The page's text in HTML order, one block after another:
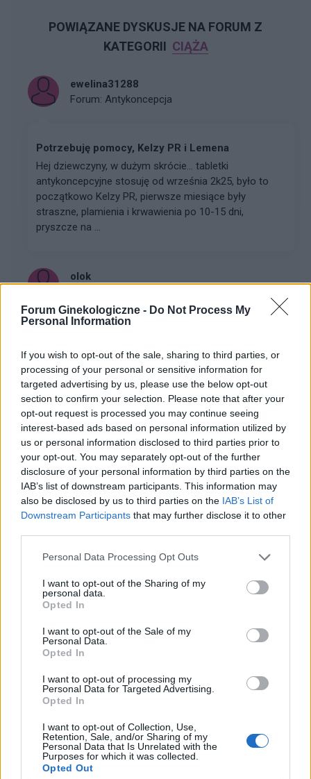
Forum Ginekologiczne - Do Not Process My
Personal Information
If you wish to opt-out of the sale, sharing to third parties, or
processing of your personal or sensitive information for
targeted advertising by us, please use the below opt-out
section to confirm your selection. Please note that after your
opt-out request is processed you may continue seeing
interest-based ads based on personal information utilized by
us or personal information disclosed to third parties prior to
your opt-out. You may separately opt-out of the further
disclosure of your personal information by third parties on the
IAB’s list of downstream participants. This information may
also be disclosed by us to third parties on the IAB’s List of
Downstream Participants that may further disclose it to other
Personal Data Processing Opt Outs
I want to opt-out of the Sharing of my
personal data.
Opted In
I want to opt-out of the Sale of my
Personal Data.
Opted In
I want to opt-out of processing my
Personal Data for Targeted Advertising.
Opted In
I want to opt-out of Collection, Use,
Retention, Sale, and/or Sharing of my
Personal Data that Is Unrelated with the
Purposes for which it was collected.
Opted Out
POWIĄZANE DYSKUSJE NA FORUM Z
KATEGORII CIĄŻA
ewelina31288
Forum: Antykoncepcja
Potrzebuję pomocy, Kelzy PR i Lemena
Hej dziewczyny, w dużym skrócie… tabletki
antykoncepcyjne stosuję od września 2k25, było to
początkowo Kelzy PR, pierwsze miesiące były
straszne, plamienia i krwawienia po 10-15 dni,
pryszcze na ...
olok
Hej miesiąc temu 18cz miałam stosunek
niezabezpieczony i po 10h wzięłam Ellaone, 22czer.
dostałam okresu + test negatywny który był obfity lub
znikał i trwał do 2 lipca, od 7 dni spóźnia mi się okre...
dybmaj
Forum:Antykoncepcja
Brak krwawienia po Kelzy Pr
Dzień dobry, Pierwszy raz stosuje tabletki Kelzy pr,
wzięłam już 2 tabletki placebo i krwawienie dalej się nie
pojawiło. Czy to normalne?
Forum:Antykoncepcja
Pominięta tabletka
To już moje 7 opakowanie i pierwszy raz zdarzyło mi
nieregularnie w takim sensie że powinnam brac je o 17
a czesto brałam o 20 do nawet 22, ale nigdy ni...